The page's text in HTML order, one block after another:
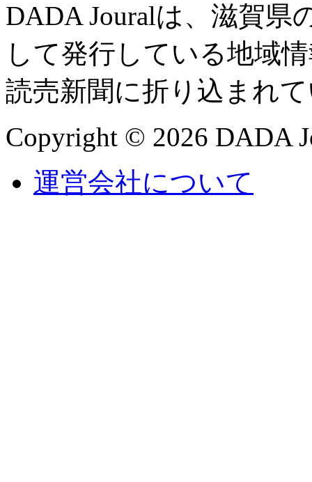
DADA Jouralは、滋賀県
して発行している地域
読売新聞に折り込まれ
Copyright © 2026 DADA
運営会社について